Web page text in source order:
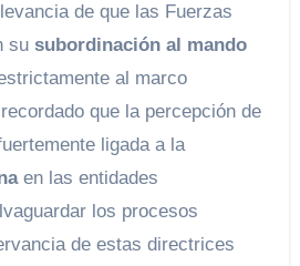
de que las Fuerzas
su subordinación al mando
al marco
que la percepción de
ligada a la
en las entidades
los procesos
de estas directrices